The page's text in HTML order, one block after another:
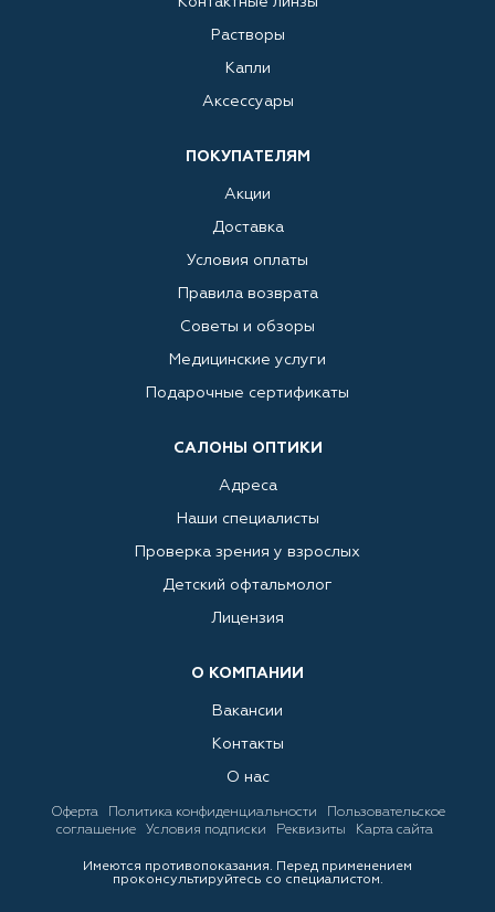
Растворы
Капли
Аксессуары
ПОКУПАТЕЛЯМ
Акции
Доставка
Условия оплаты
Правила возврата
Советы и обзоры
Медицинские услуги
Подарочные сертификаты
САЛОНЫ ОПТИКИ
Адреса
Наши специалисты
Проверка зрения у взрослых
Детский офтальмолог
Лицензия
О КОМПАНИИ
Вакансии
Контакты
О нас
Оферта Политика конфиденциальности
Пользовательское
соглашение
Условия подписки Реквизиты Карта сайта
Имеются противопоказания. Перед применением
проконсультируйтесь со специалистом.